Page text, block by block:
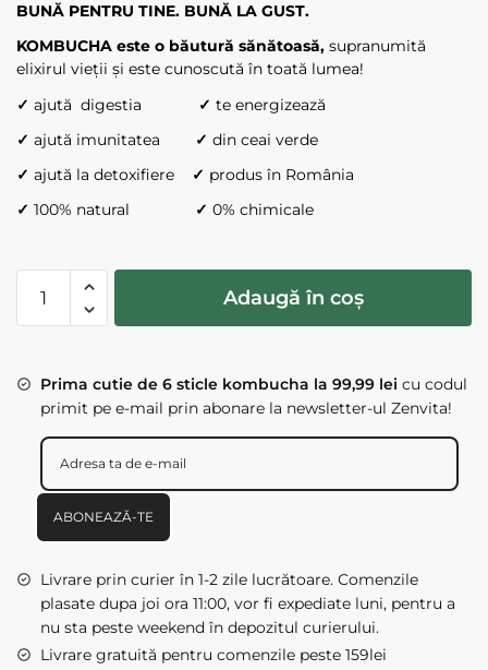
BUNĂ PENTRU TINE. BUNĂ LA GUST.
KOMBUCHA este o băutură sănătoasă, supranumită
elixirul vieții și este cunoscută în toată lumea!
✓ ajută digestia ✓ te energizează
✓ ajută imunitatea ✓ din ceai verde
✓ ajută la detoxifiere ✓ produs în România
✓ 100% natural ✓ 0% chimicale
Cantitate
ZENVITA
6
sticle
330
mentă
lime
Adaugă în coș
Prima cutie de 6 sticle kombucha la 99,99 lei cu codul
primit pe e-mail prin abonare la newsletter-ul Zenvita!
ABONEAZĂ-TE
Livrare prin curier în 1-2 zile lucrătoare. Comenzile
plasate dupa joi ora 11:00, vor fi expediate luni, pentru a
nu sta peste weekend în depozitul curierului.
Livrare gratuită pentru comenzile peste 159lei